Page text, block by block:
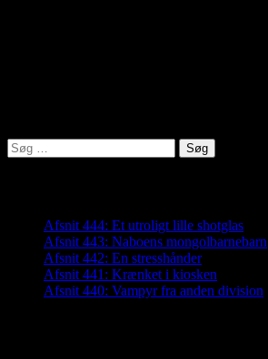
Søg
efter:
Afsnit 444: Et utroligt lille shotglas
Afsnit 443: Naboens mongolbarnebarn
Afsnit 442: En stresshånder
Afsnit 441: Krænket i kiosken
Afsnit 440: Vampyr fra anden division